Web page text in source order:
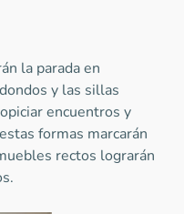
la parada en
y las sillas
encuentros y
formas marcarán
rectos lograrán